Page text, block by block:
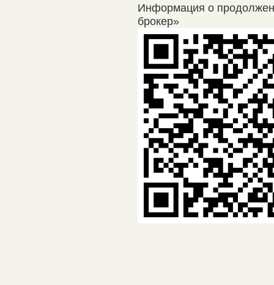
Информация о
брокер»